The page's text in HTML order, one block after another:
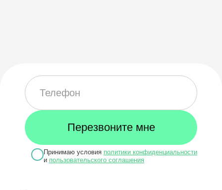
Принимаю условия политики конфиденциальности
и пользовательского соглашения